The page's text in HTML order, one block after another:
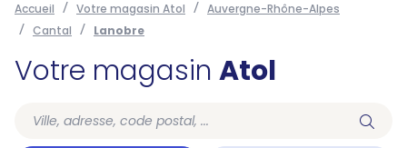
Accueil Votre magasin Atol
Auvergne-Rhône-Alpes
Cantal
Lanobre
Votre magasin Atol